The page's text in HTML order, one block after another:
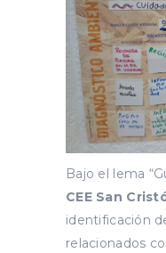
Bajo el lema
CEE San
identificación
relacionados